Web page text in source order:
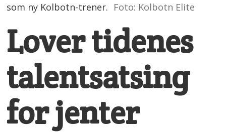
som ny Kolbotn-trener. Foto: Kolbotn Elite
Lover tidenes
talentsatsing
for jenter